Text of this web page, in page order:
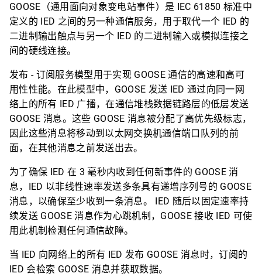
GOOSE（通用面向对象变电站事件）是 IEC 61850 标准中
定义的 IED 之间的另一种通信服务，用于取代一个 IED 的
二进制输出触点与另一个 IED 的二进制输入或模拟连接之
间的硬线连接。
发布 - 订阅服务模型用于实现 GOOSE 通信的高速和高可
用性性能。在此模型中，GOOSE 发送 IED 通过向同一网
络上的所有 IED 广播，在通信堆栈数据链路层的低层发送
GOOSE 消息。这些 GOOSE 消息被分配了高优先级标志，
因此这些消息将移动到以太网交换机通信端口队列的前
面，在其他消息之前发送出去。
为了确保 IED 在 3 毫秒内收到任何新事件的 GOOSE 消
息，IED 以非线性速率发送多条具有递增序列号的 GOOSE
消息，以确保至少收到一条消息。 IED 随后以固定速率持
续发送 GOOSE 消息作为心跳机制，GOOSE 接收 IED 可使
用此机制检测任何通信故障。
当 IED 向网络上的所有 IED 发布 GOOSE 消息时，订阅的
IED 会检索 GOOSE 消息并获取数据。